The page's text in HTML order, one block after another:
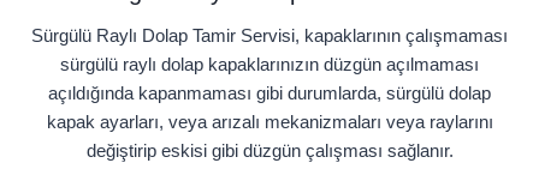
Sürgülü Raylı Dolap Tamir Servisi, kapaklarının çalışmaması
sürgülü raylı dolap kapaklarınızın düzgün açılmaması
açıldığında kapanmaması gibi durumlarda, sürgülü dolap
kapak ayarları, veya arızalı mekanizmaları veya raylarını
değiştirip eskisi gibi düzgün çalışması sağlanır.